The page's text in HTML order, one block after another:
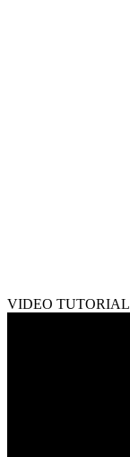
VIDEO TUTORIAL